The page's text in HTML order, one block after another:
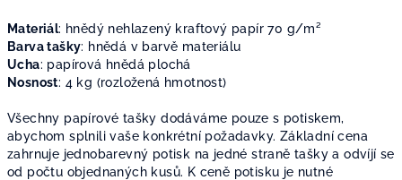
Materiál: hnědý nehlazený kraftový papír 70 g/m²
Barva tašky: hnědá v barvě materiálu
Ucha: papírová hnědá plochá
Nosnost: 4 kg (rozložená hmotnost)
Všechny papírové tašky dodáváme pouze s potiskem,
abychom splnili vaše konkrétní požadavky. Základní cena
zahrnuje jednobarevný potisk na jedné straně tašky a odvíjí se
od počtu objednaných kusů. K ceně potisku je nutné